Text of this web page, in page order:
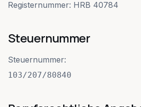
Banking & Liquidität
Registernummer: HRB 40784
Steuernummer
Steuernummer:
103/207/80840